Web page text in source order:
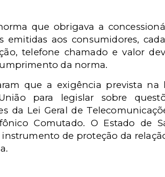
que obrigava a
aos consumidores,
telefone chamado e valor
da norma.
que a exigência prevista na
para legislar sobre
da Lei Geral de
Comutado. O Estado de
de proteção da